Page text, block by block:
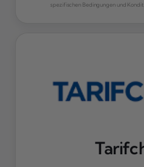
spezifischen Bedingungen und